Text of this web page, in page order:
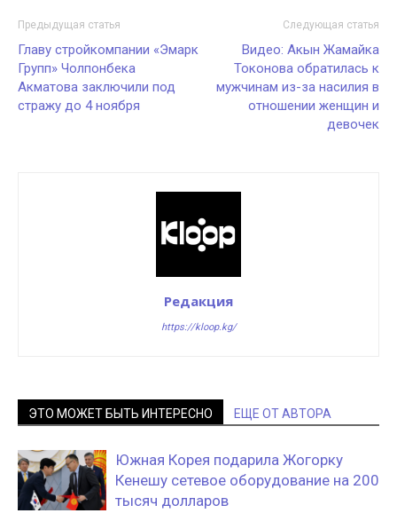
Предыдущая статья
Главу стройкомпании «Эмарк
Групп» Чолпонбека
Акматова заключили под
стражу до 4 ноября
Следующая статья
Видео: Акын Жамайка
Токонова обратилась к
мужчинам из-за насилия в
отношении женщин и
девочек
Редакция
https://kloop.kg/
ЭТО МОЖЕТ БЫТЬ ИНТЕРЕСНО ЕЩЕ ОТ АВТОРА
Южная Корея подарила Жогорку
Кенешу сетевое оборудование на 200
тысяч долларов